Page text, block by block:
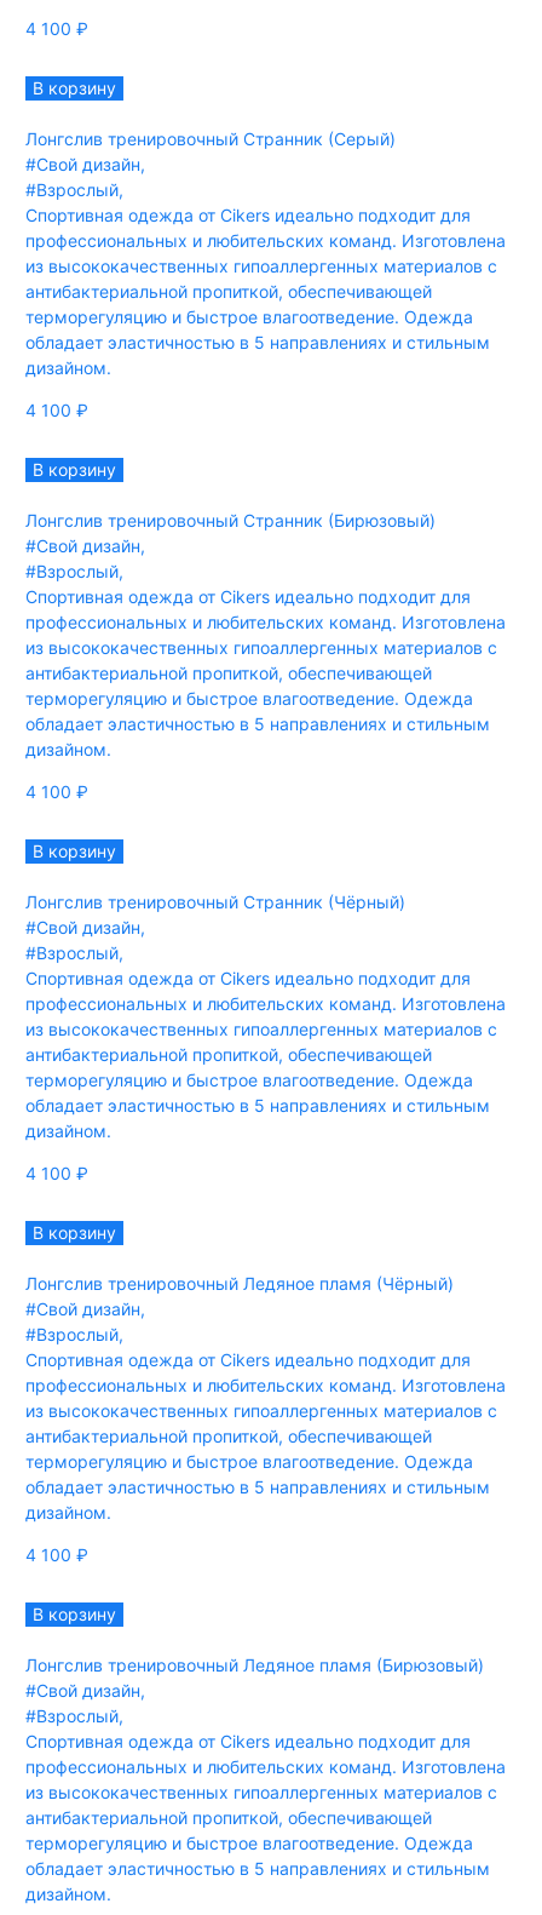
4 100 ₽
В корзину
Лонгслив тренировочный Странник (Серый)
#Свой дизайн,
#Взрослый,
Спортивная одежда от Cikers идеально подходит для
профессиональных и любительских команд. Изготовлена
из высококачественных гипоаллергенных материалов с
антибактериальной пропиткой, обеспечивающей
терморегуляцию и быстрое влагоотведение. Одежда
обладает эластичностью в 5 направлениях и стильным
дизайном.
4 100 ₽
В корзину
Лонгслив тренировочный Странник (Бирюзовый)
#Свой дизайн,
#Взрослый,
Спортивная одежда от Cikers идеально подходит для
профессиональных и любительских команд. Изготовлена
из высококачественных гипоаллергенных материалов с
антибактериальной пропиткой, обеспечивающей
терморегуляцию и быстрое влагоотведение. Одежда
обладает эластичностью в 5 направлениях и стильным
дизайном.
4 100 ₽
В корзину
Лонгслив тренировочный Странник (Чёрный)
#Свой дизайн,
#Взрослый,
Спортивная одежда от Cikers идеально подходит для
профессиональных и любительских команд. Изготовлена
из высококачественных гипоаллергенных материалов с
антибактериальной пропиткой, обеспечивающей
терморегуляцию и быстрое влагоотведение. Одежда
обладает эластичностью в 5 направлениях и стильным
дизайном.
4 100 ₽
В корзину
Лонгслив тренировочный Ледяное пламя (Чёрный)
#Свой дизайн,
#Взрослый,
Спортивная одежда от Cikers идеально подходит для
профессиональных и любительских команд. Изготовлена
из высококачественных гипоаллергенных материалов с
антибактериальной пропиткой, обеспечивающей
терморегуляцию и быстрое влагоотведение. Одежда
обладает эластичностью в 5 направлениях и стильным
дизайном.
4 100 ₽
В корзину
Лонгслив тренировочный Ледяное пламя (Бирюзовый)
#Свой дизайн,
#Взрослый,
Спортивная одежда от Cikers идеально подходит для
профессиональных и любительских команд. Изготовлена
из высококачественных гипоаллергенных материалов с
антибактериальной пропиткой, обеспечивающей
терморегуляцию и быстрое влагоотведение. Одежда
обладает эластичностью в 5 направлениях и стильным
дизайном.